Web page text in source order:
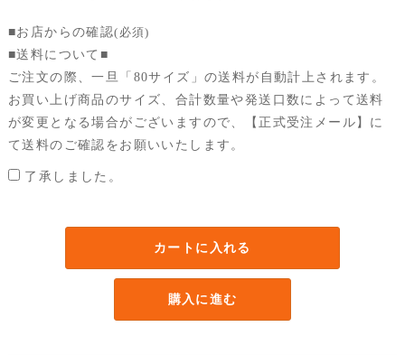
■お店からの確認(必須)
■送料について■
ご注文の際、一旦「80サイズ」の送料が自動計上されます。
お買い上げ商品のサイズ、合計数量や発送口数によって送料
が変更となる場合がございますので、【正式受注メール】に
て送料のご確認をお願いいたします。
了承しました。
カートに入れる
購入に進む